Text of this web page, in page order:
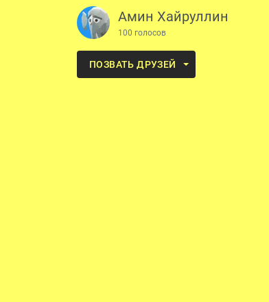
Амин Хайруллин
100 голосов
ПОЗВАТЬ ДРУЗЕЙ